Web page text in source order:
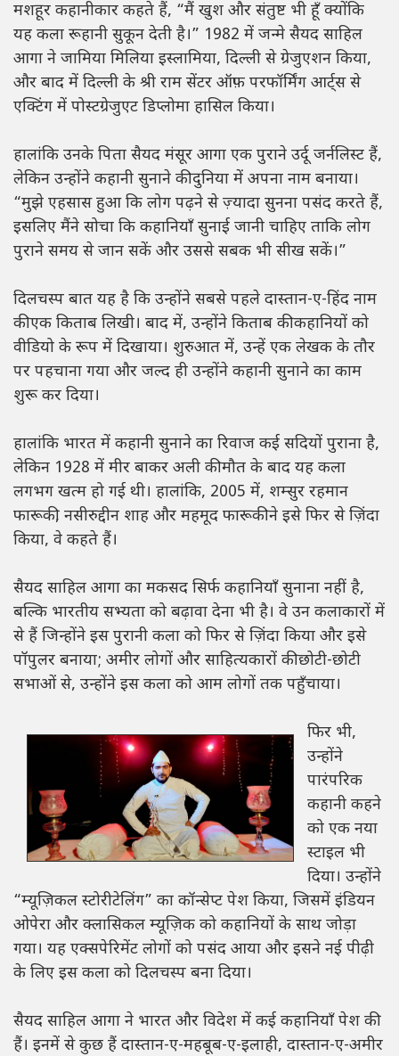
मशहूर कहानीकार कहते हैं, “मैं खुश और संतुष्ट भी हूँ क्योंकि
यह कला रूहानी सुकून देती है।” 1982 में जन्मे सैयद साहिल
आगा ने जामिया मिलिया इस्लामिया, दिल्ली से ग्रेजुएशन किया,
और बाद में दिल्ली के श्री राम सेंटर ऑफ़ परफॉर्मिंग आर्ट्स से
एक्टिंग में पोस्टग्रेजुएट डिप्लोमा हासिल किया।
हालांकि उनके पिता सैयद मंसूर आगा एक पुराने उर्दू जर्नलिस्ट हैं,
लेकिन उन्होंने कहानी सुनाने की दुनिया में अपना नाम बनाया।
“मुझे एहसास हुआ कि लोग पढ़ने से ज़्यादा सुनना पसंद करते हैं,
इसलिए मैंने सोचा कि कहानियाँ सुनाई जानी चाहिए ताकि लोग
पुराने समय से जान सकें और उससे सबक भी सीख सकें।”
दिलचस्प बात यह है कि उन्होंने सबसे पहले दास्तान-ए-हिंद नाम
की एक किताब लिखी। बाद में, उन्होंने किताब की कहानियों को
वीडियो के रूप में दिखाया। शुरुआत में, उन्हें एक लेखक के तौर
पर पहचाना गया और जल्द ही उन्होंने कहानी सुनाने का काम
शुरू कर दिया।
हालांकि भारत में कहानी सुनाने का रिवाज कई सदियों पुराना है,
लेकिन 1928 में मीर बाकर अली की मौत के बाद यह कला
लगभग खत्म हो गई थी। हालांकि, 2005 में, शम्सुर रहमान
फारूकी, नसीरुद्दीन शाह और महमूद फारूकी ने इसे फिर से ज़िंदा
किया, वे कहते हैं।
सैयद साहिल आगा का मकसद सिर्फ कहानियाँ सुनाना नहीं है,
बल्कि भारतीय सभ्यता को बढ़ावा देना भी है। वे उन कलाकारों में
से हैं जिन्होंने इस पुरानी कला को फिर से ज़िंदा किया और इसे
पॉपुलर बनाया; अमीर लोगों और साहित्यकारों की छोटी-छोटी
सभाओं से, उन्होंने इस कला को आम लोगों तक पहुँचाया।
फिर भी,
उन्होंने
पारंपरिक
कहानी कहने
को एक नया
स्टाइल भी
दिया। उन्होंने
“म्यूज़िकल स्टोरीटेलिंग” का कॉन्सेप्ट पेश किया, जिसमें इंडियन
ओपेरा और क्लासिकल म्यूज़िक को कहानियों के साथ जोड़ा
गया। यह एक्सपेरिमेंट लोगों को पसंद आया और इसने नई पीढ़ी
के लिए इस कला को दिलचस्प बना दिया।
सैयद साहिल आगा ने भारत और विदेश में कई कहानियाँ पेश की
हैं। इनमें से कुछ हैं दास्तान-ए-महबूब-ए-इलाही, दास्तान-ए-अमीर